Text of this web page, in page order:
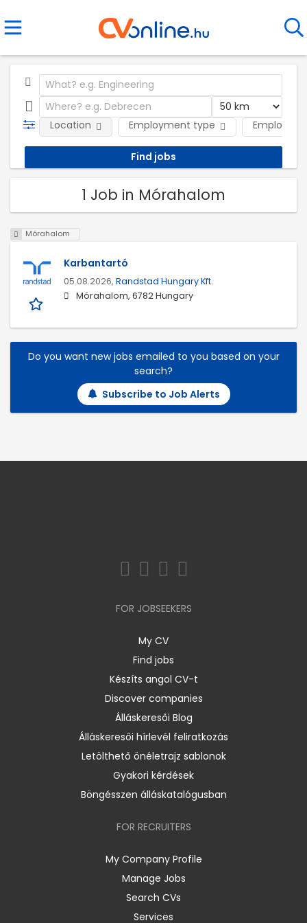
Employment type Employer
Location
1 Job in Mórahalom
Mórahalom
Karbantartó
05.08.2026, Randstad Hungary Kft.
Mórahalom, 6782 Hungary
Do you want new jobs emailed to you based on your
search?
Subscribe to Job Alerts
FOR JOBSEEKERS
My CV
Find jobs
Készíts angol CV-t
Discover companies
Álláskeresői Blog
Álláskeresői hírlevél feliratkozás
Letölthető önéletrajz sablonok
Gyakori kérdések
Böngésszen álláskatalógusban
FOR RECRUITERS
My Company Profile
Manage Jobs
Search CVs
Services